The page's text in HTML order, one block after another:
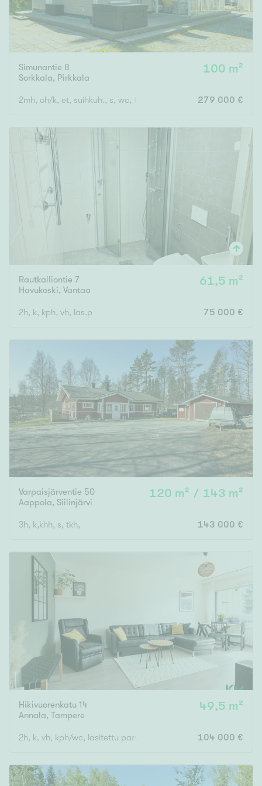
Simunantie 8
Sorkkala, Pirkkala
100 m²
2mh, oh/k, et, suihkuh., s, wc, tekt. 279 000 €
Rautkalliontie 7
Havukoski, Vantaa
61,5 m²
2h, k, kph, vh, las.p 75 000 €
Varpaisjärventie 50
Aappola, Siilinjärvi
120 m² / 143 m²
3h, k,khh, s, tkh, 143 000 €
Hikivuorenkatu 14
Annala, Tampere
49,5 m²
2h, k, vh, kph/wc, lasitettu parveke 104 000 €